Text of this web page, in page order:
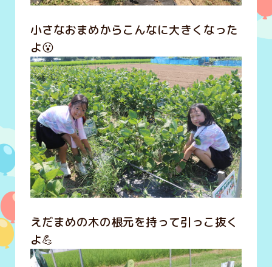
小さなおまめからこんなに大きくなった
よ😮
えだまめの木の根元を持って引っこ抜く
よ💪